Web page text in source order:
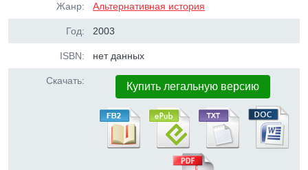
Жанр: Альтернативная история
Год: 2003
ISBN: нет данных
Скачать: Купить легальную версию